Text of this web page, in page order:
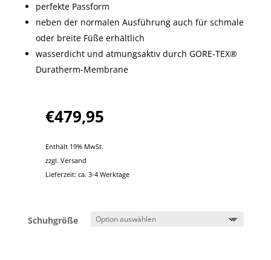
perfekte Passform
neben der normalen Ausführung auch für schmale
oder breite Füße erhältlich
wasserdicht und atmungsaktiv durch GORE-TEX®
Duratherm-Membrane
€479,95
Enthält 19% MwSt.
zzgl. Versand
Lieferzeit: ca. 3-4 Werktage
Schuhgröße